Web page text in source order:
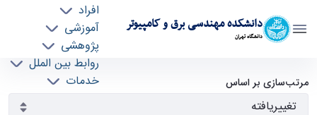
دانشکده مهندسی برق و کامپیوتر
دانشگاه تهران
افراد
آموزشی
پژوهشی
روابط بین الملل
خدمات
آرشیو اطلاعیه ها - ece- دانشکده مهندسی برق و
کامپیوتر
مرتب‌سازی بر اساس